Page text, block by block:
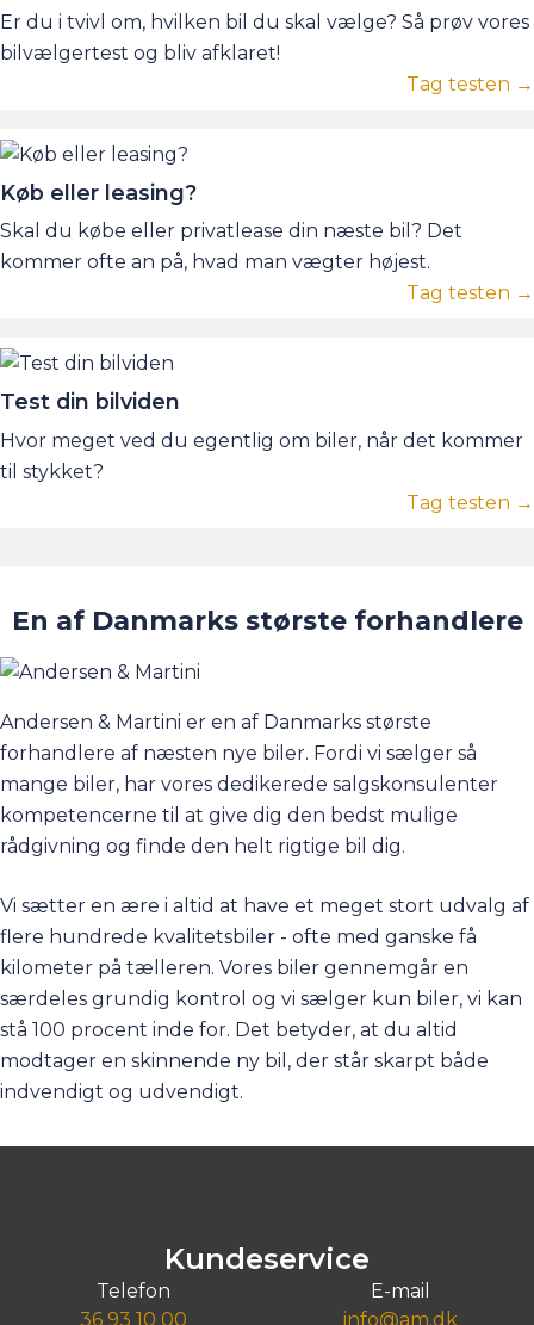
Er du i tvivl om, hvilken bil du skal vælge? Så prøv vores
bilvælgertest og bliv afklaret!
Tag testen →
Køb eller leasing?
Skal du købe eller privatlease din næste bil? Det
kommer ofte an på, hvad man vægter højest.
Tag testen →
Test din bilviden
Hvor meget ved du egentlig om biler, når det kommer
til stykket?
Tag testen →
En af Danmarks største forhandlere
Andersen & Martini er en af Danmarks største
forhandlere af næsten nye biler. Fordi vi sælger så
mange biler, har vores dedikerede salgskonsulenter
kompetencerne til at give dig den bedst mulige
rådgivning og finde den helt rigtige bil dig.
Vi sætter en ære i altid at have et meget stort udvalg af
flere hundrede kvalitetsbiler - ofte med ganske få
kilometer på tælleren. Vores biler gennemgår en
særdeles grundig kontrol og vi sælger kun biler, vi kan
stå 100 procent inde for. Det betyder, at du altid
modtager en skinnende ny bil, der står skarpt både
indvendigt og udvendigt.
Kundeservice
Telefon
36 93 10 00
E-mail
info@am.dk